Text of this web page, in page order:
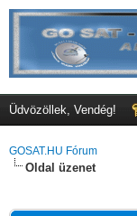
Üdvözöllek, Vendég!
GOSAT.HU Fórum
Oldal üzenet